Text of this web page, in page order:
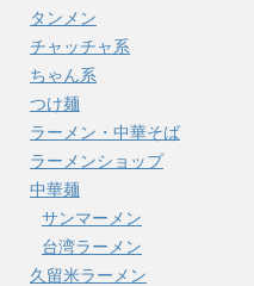
タンメン
チャッチャ系
ちゃん系
つけ麺
ラーメン・中華そば
ラーメンショップ
中華麺
サンマーメン
台湾ラーメン
久留米ラーメン